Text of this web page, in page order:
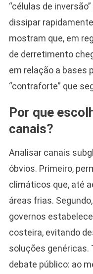
“células de
dissipar
mostram que, em
de derretimento
em relação a bases
“contraforte” que
Por que
canais?
Analisar canais
óbvios. Primeiro,
climáticos que, até
áreas frias.
governos
costeira, evitando
soluções genéricas.
debate público: ao